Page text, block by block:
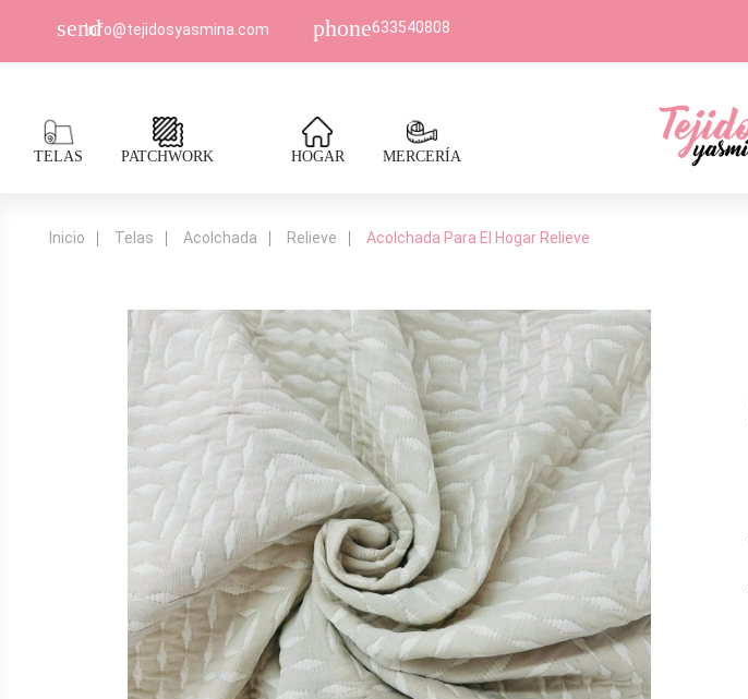
sendInfo@tejidosyasmina.com phone633540808
TELAS PATCHWORK HOGAR MERCERÍA
Inicio Telas Acolchada Relieve Acolchada Para El Hogar Relieve